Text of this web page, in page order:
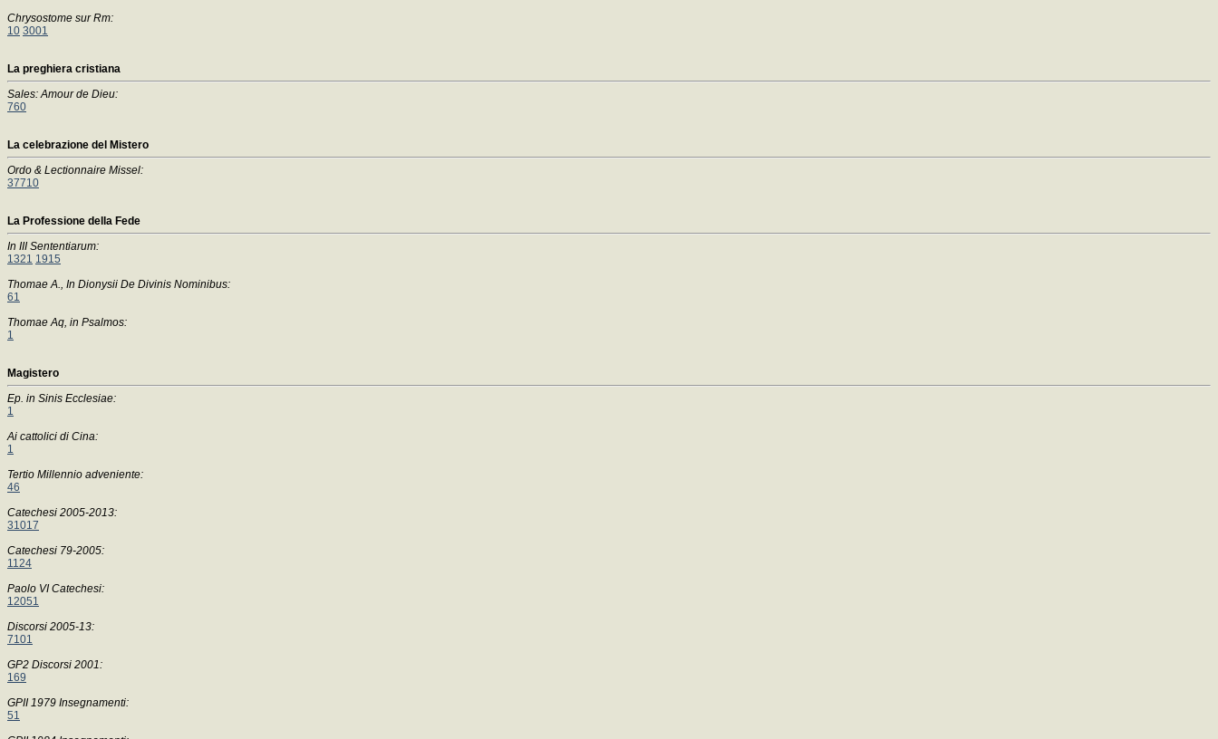
Chrysostome sur Rm:
10 3001
La preghiera cristiana
Sales: Amour de Dieu:
760
La celebrazione del Mistero
Ordo & Lectionnaire Missel:
37710
La Professione della Fede
In III Sententiarum:
1321 1915
Thomae A., In Dionysii De Divinis Nominibus:
61
Thomae Aq, in Psalmos:
1
Magistero
Ep. in Sinis Ecclesiae:
1
Ai cattolici di Cina:
1
Tertio Millennio adveniente:
46
Catechesi 2005-2013:
31017
Catechesi 79-2005:
1124
Paolo VI Catechesi:
12051
Discorsi 2005-13:
7101
GP2 Discorsi 2001:
169
GPII 1979 Insegnamenti:
51